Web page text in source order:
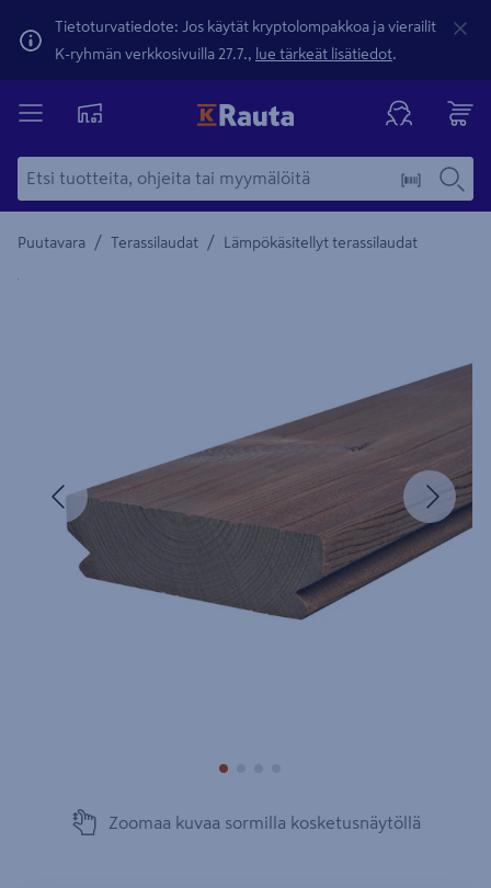
Tietoturvatiedote: Jos käytät kryptolompakkoa ja vierailit
K-ryhmän verkkosivuilla 27.7., lue tärkeät lisätiedot.
Puutavara / Terassilaudat / Lämpökäsitellyt terassilaudat
Yksityiskohtainen kuvaus löytyy Tuotteen kuvaus -
Edellinen
Zoomaa kuvaa sormilla kosketusnäytöllä